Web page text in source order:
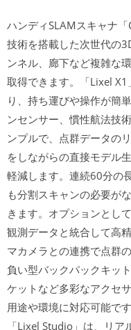
ハンディSLAMスキャナ
技術を搭載した次世代の
ンネル、廊下など複雑な
取得できます。「Lixel
り、持ち運びや操作が簡
ンセンサー、慣性航法技
ンプルで、点群データの
をしながらの直接モデル
軽減します。連続60分の
も分割スキャンの必要が
きます。オプションとし
観測データと統合して高
マカメラとの連携で点群
負い型バックパックキッ
ケットなど多彩なアクセ
用途や環境に対応可能で
「Lixel Studio」は、リ